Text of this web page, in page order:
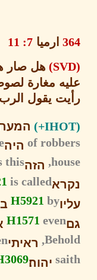
ارميا7: 11
هل صار هذا
مغارة لصوصفي
يقول الرب .
המערתden
of היה
הזהIs this
H7121is called
H5921by
H1571 אנכיI
ראיתי seen
יהוה׃H3069